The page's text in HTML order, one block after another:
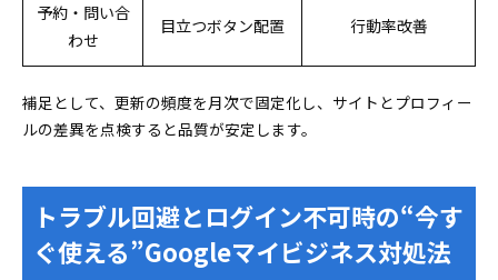
予約・問い合
わせ
目立つボタン配置 行動率改善
補足として、更新の頻度を月次で固定化し、サイトとプロフィー
ルの差異を点検すると品質が安定します。
トラブル回避とログイン不可時の“今す
ぐ使える”Googleマイビジネス対処法